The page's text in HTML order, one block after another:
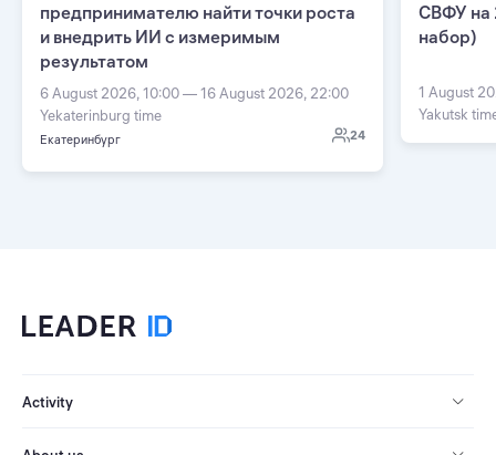
предпринимателю найти точки роста
и внедрить ИИ с измеримым
результатом
6 August 2026, 10:00 — 16 August 2026, 22:00
Yekaterinburg time
Екатеринбург 24
СВФУ на
набор)
1 August
Yakutsk
Activity